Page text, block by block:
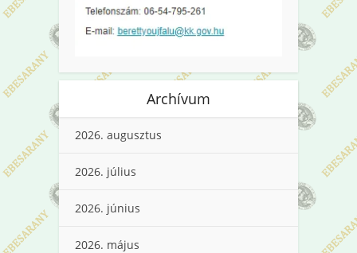
Archívum
2026. augusztus
2026. július
2026. június
2026. május